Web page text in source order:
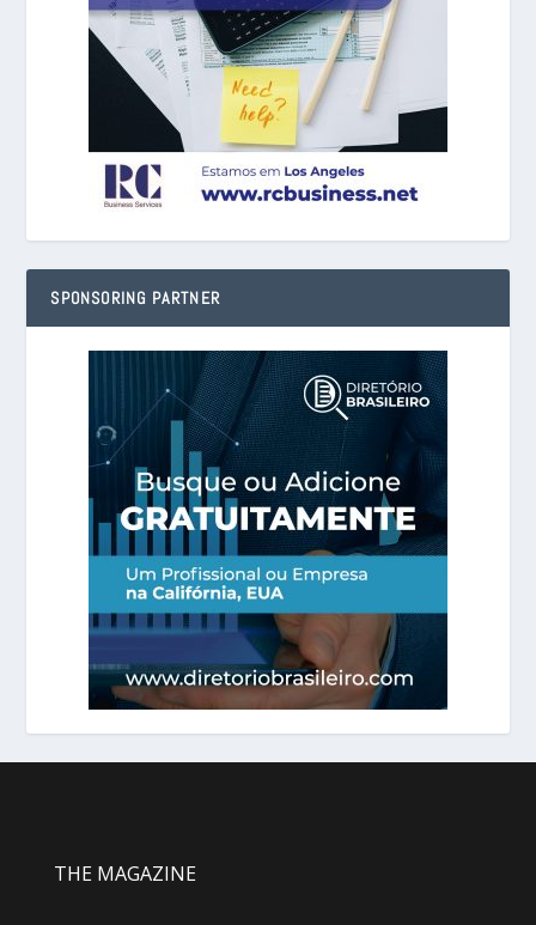
SPONSORING PARTNER
THE MAGAZINE